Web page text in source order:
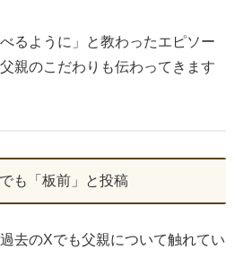
るように」と教わったエピソー
親のこだわりも伝わってきます
も「板前」と投稿
去のXでも父親について触れてい